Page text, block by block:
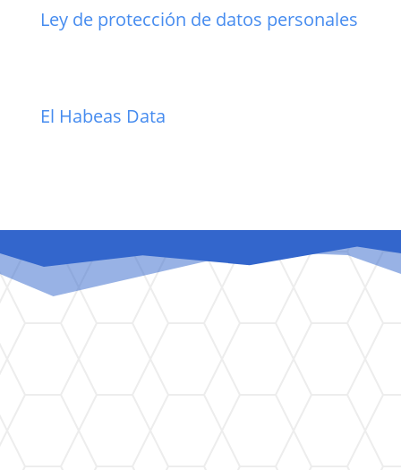
Ley de protección de datos personales
El Habeas Data